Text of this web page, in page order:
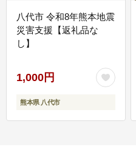
八代市 令和8年熊本地震
災害支援【返礼品な
し】
1,000円
熊本県 八代市